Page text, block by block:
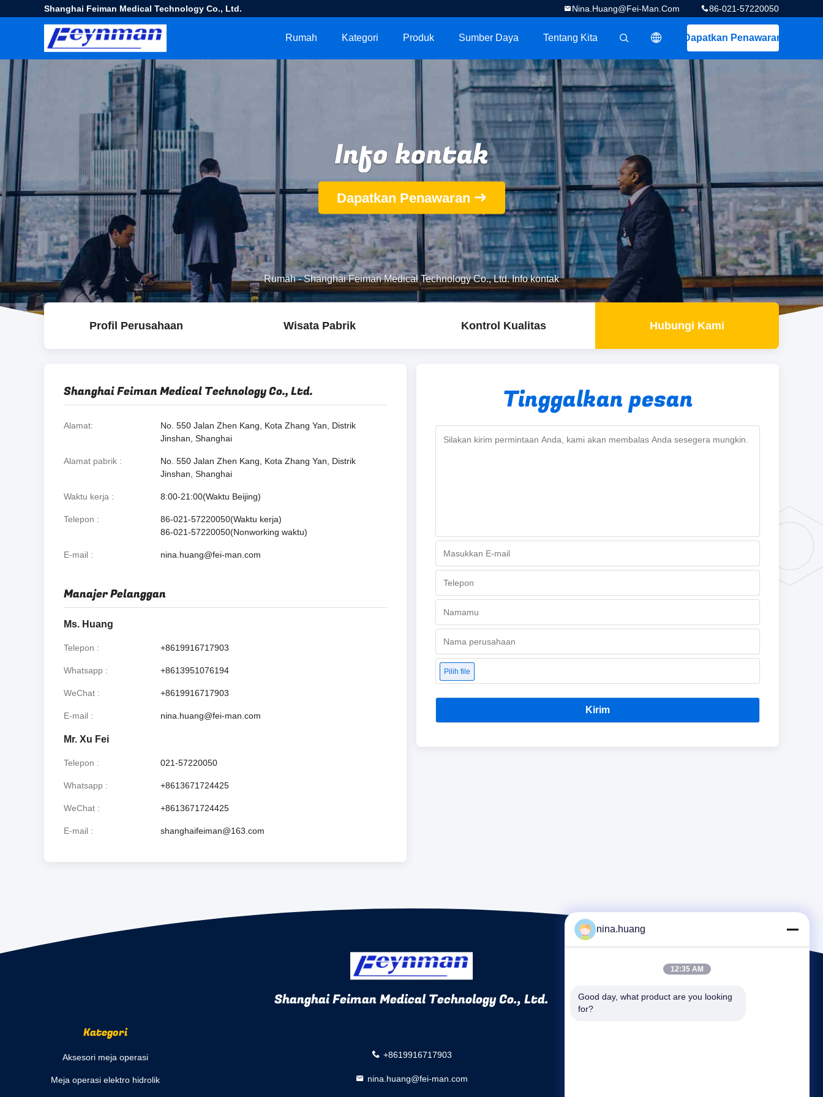
Shanghai Feiman Medical Technology Co., Ltd. 86-021-57220050
Nina.huang@fei-Man.com
Dapatkan Penawaran
描述
Rumah Kategori Produk Sumber Daya Tentang Kita
Info kontak
Dapatkan Penawaran
Rumah-Shanghai Feiman Medical Technology Co., Ltd. Info kontak
Profil Perusahaan Wisata Pabrik Kontrol Kualitas Hubungi Kami
Shanghai Feiman Medical Technology Co., Ltd.
Alamat
No. 550 Jalan Zhen Kang, Kota Zhang Yan, Distrik
Jinshan, Shanghai
Alamat pabrik
No. 550 Jalan Zhen Kang, Kota Zhang Yan, Distrik
Jinshan, Shanghai
Waktu kerja 8:00-21:00(Waktu Beijing)
Telepon
86-021-57220050(Waktu kerja)
86-021-57220050(Nonworking waktu)
E-mail nina.huang@fei-man.com
Manajer Pelanggan
Ms. Huang
Telepon +8619916717903
Whatsapp +8613951076194
WeChat +8619916717903
E-mail nina.huang@fei-man.com
Mr. Xu Fei
Telepon 021-57220050
Whatsapp +8613671724425
WeChat +8613671724425
E-mail shanghaifeiman@163.com
Tinggalkan pesan
Pilih file
Kirim
Shanghai Feiman Medical Technology Co., Ltd.
Kategori
Aksesori meja operasi
Meja operasi elektro hidrolik
+8619916717903
nina.huang@fei-man.com
nina.huang
12:35 AM
Good day, what product are you looking
for?